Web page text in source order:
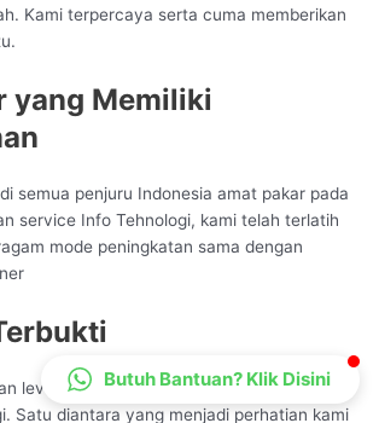
Kami terpercaya serta cuma memberikan
yang Memiliki
semua penjuru Indonesia amat pakar pada
service Info Tehnologi, kami telah terlatih
mode peningkatan sama dengan
level tinggi buat tiap peningkatan service
Satu diantara yang menjadi perhatian kami
Butuh Bantuan? Klik Disini